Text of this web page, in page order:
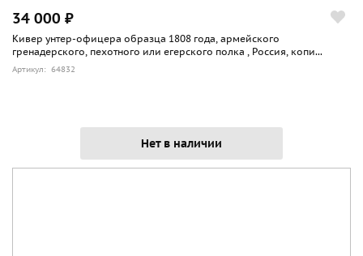
34 000 ₽
Кивер унтер-офицера образца 1808 года, армейского
гренадерского, пехотного или егерского полка , Россия, копи...
Артикул: 64832
Нет в наличии